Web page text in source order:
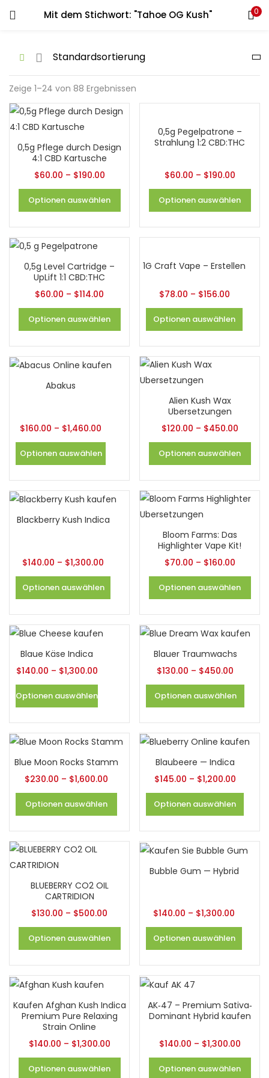
Mit dem Stichwort: "Tahoe OG Kush" 0
Zeige 1–24 von 88 Ergebnissen
0,5g Pflege durch Design
4:1 CBD Kartusche
$60.00 – $190.00
Optionen auswählen
0,5g Pegelpatrone –
Strahlung 1:2 CBD:THC
$60.00 – $190.00
Optionen auswählen
0,5g Level Cartridge –
UpLift 1:1 CBD:THC
$60.00 – $114.00
Optionen auswählen
1G Craft Vape – Erstellen
$78.00 – $156.00
Optionen auswählen
Abakus
$160.00 – $1,460.00
Optionen auswählen
Alien Kush Wax
Ubersetzungen
$120.00 – $450.00
Optionen auswählen
Blackberry Kush Indica
$140.00 – $1,300.00
Optionen auswählen
Bloom Farms: Das
Highlighter Vape Kit!
$70.00 – $160.00
Optionen auswählen
Blaue Käse Indica
$140.00 – $1,300.00
Optionen auswählen
Blauer Traumwachs
$130.00 – $450.00
Optionen auswählen
Blue Moon Rocks Stamm
$230.00 – $1,600.00
Optionen auswählen
Blaubeere — Indica
$145.00 – $1,200.00
Optionen auswählen
BLUEBERRY CO2 OIL
CARTRIDION
$130.00 – $500.00
Optionen auswählen
Bubble Gum — Hybrid
$140.00 – $1,300.00
Optionen auswählen
Kaufen Afghan Kush Indica
Premium Pure Relaxing
Strain Online
$140.00 – $1,300.00
Optionen auswählen
AK‐47 – Premium Sativa‐
Dominant Hybrid kaufen
$140.00 – $1,300.00
Optionen auswählen
LOGIN REGISTER
Geben Sie Ihren Benutzernamen und Ihr Passwort ein, um
sich anzumelden.